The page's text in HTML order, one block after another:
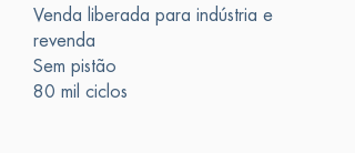
Venda liberada para indústria e
revenda
Sem pistão
80 mil ciclos